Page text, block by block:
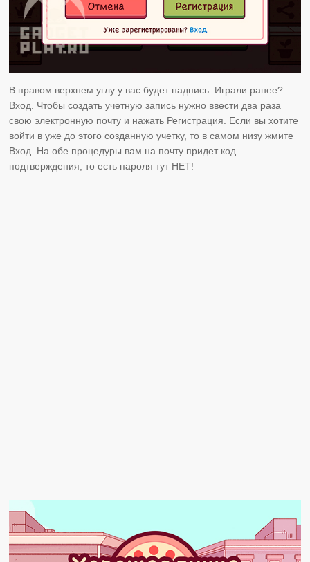
В правом верхнем углу у вас будет надпись: Играли ранее?
Вход. Чтобы создать учетную запись нужно ввести два раза
свою электронную почту и нажать Регистрация. Если вы хотите
войти в уже до этого созданную учетку, то в самом низу жмите
Вход. На обе процедуры вам на почту придет код
подтверждения, то есть пароля тут НЕТ!